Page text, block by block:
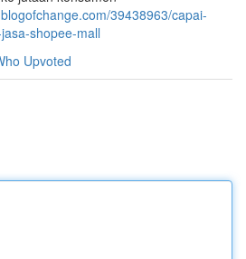
39438963/capai-
shopee-mall
Upvoted